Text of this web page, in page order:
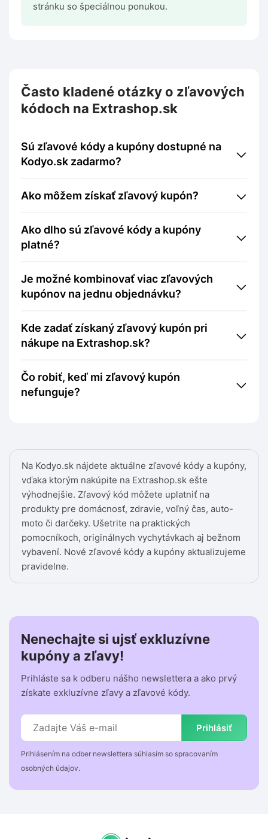
Na Kodyo.sk nájdete aktuálne zľavové kódy a kupóny,
vďaka ktorým nakúpite na Extrashop.sk ešte
výhodnejšie. Zľavový kód môžete uplatniť na
produkty pre domácnosť, zdravie, voľný čas, auto-
moto či darčeky. Ušetrite na praktických
pomocníkoch, originálnych vychytávkach aj bežnom
vybavení. Nové zľavové kódy a kupóny aktualizujeme
pravidelne.
stránku so špeciálnou ponukou.
Často kladené otázky o zľavových
kódoch na Extrashop.sk
Sú zľavové kódy a kupóny dostupné na
Kodyo.sk zadarmo?
Ako môžem získať zľavový kupón?
Ako dlho sú zľavové kódy a kupóny
platné?
Je možné kombinovať viac zľavových
kupónov na jednu objednávku?
Kde zadať získaný zľavový kupón pri
nákupe na Extrashop.sk?
Čo robiť, keď mi zľavový kupón
nefunguje?
Nenechajte si ujsť exkluzívne
kupóny a zľavy!
Prihláste sa k odberu nášho newslettera a ako prvý
získate exkluzívne zľavy a zľavové kódy.
Prihlásiť
Prihlásením na odber newslettera súhlasím so spracovaním
osobných údajov.